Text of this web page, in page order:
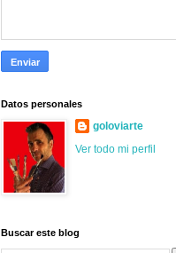
Datos personales
goloviarte
Ver todo mi perfil
Buscar este blog